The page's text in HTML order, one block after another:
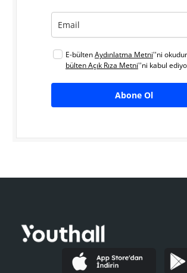
E-bültenAydınlatma Metni''ni
bülten Açık Rıza Metni''ni kabul
Abone Ol